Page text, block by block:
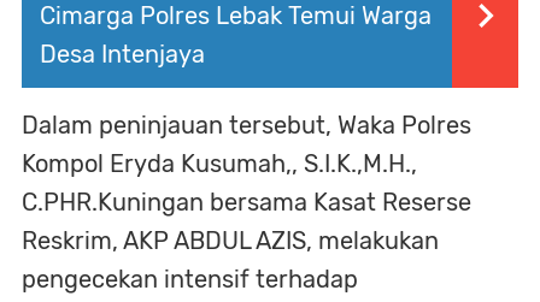
Cimarga Polres Lebak Temui Warga
Desa Intenjaya
Dalam peninjauan tersebut, Waka Polres
Kompol Eryda Kusumah,, S.I.K.,M.H.,
C.PHR.Kuningan bersama Kasat Reserse
Reskrim, AKP ABDUL AZIS, melakukan
pengecekan intensif terhadap